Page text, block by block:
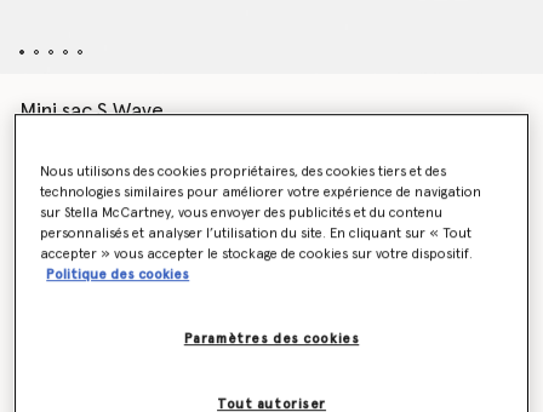
Mini sac S Wave
Couleur Oyster
sélectionné
Soyez informé(e) en priorité du retour en stock
Nous utilisons des cookies propriétaires, des cookies tiers et des
technologies similaires pour améliorer votre expérience de navigation
sur Stella McCartney, vous envoyer des publicités et du contenu
personnalisés et analyser l’utilisation du site. En cliquant sur « Tout
accepter » vous accepter le stockage de cookies sur votre dispositif.
Politique des cookies
Paramètres des cookies
Tout autoriser